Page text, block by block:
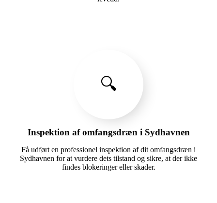
🔍
Inspektion af omfangsdræn i Sydhavnen
Få udført en professionel inspektion af dit omfangsdræn i
Sydhavnen for at vurdere dets tilstand og sikre, at der ikke
findes blokeringer eller skader.